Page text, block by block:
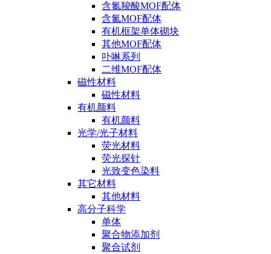
含氮羧酸MOF配体
含氮MOF配体
有机框架单体砌块
其他MOF配体
卟啉系列
二维MOF配体
磁性材料
磁性材料
有机颜料
有机颜料
光学/光子材料
荧光材料
荧光探针
光致变色染料
其它材料
其他材料
高分子科学
单体
聚合物添加剂
聚合试剂